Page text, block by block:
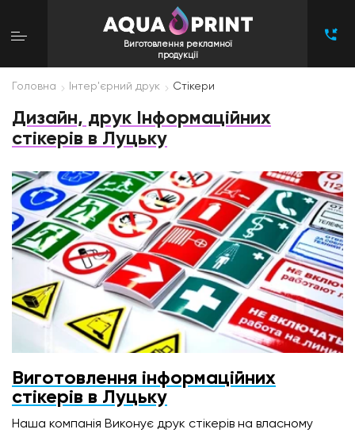
Виготовлення рекламної
продукції
Головна Інтер'єрний друк Стікери
Дизайн, друк Інформаційних
стікерів в Луцьку
Виготовлення інформаційних
стікерів в Луцьку
Наша компанія Виконує друк стікерів на власному